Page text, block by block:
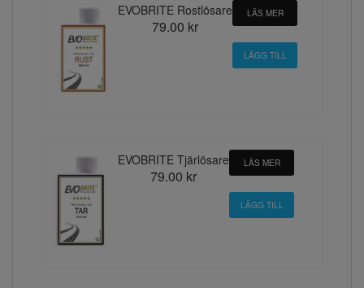
EVOBRITE Rostlösare
79.00 kr
LÄS MER
EVOBRITE Tjärlösare
79.00 kr
LÄS MER